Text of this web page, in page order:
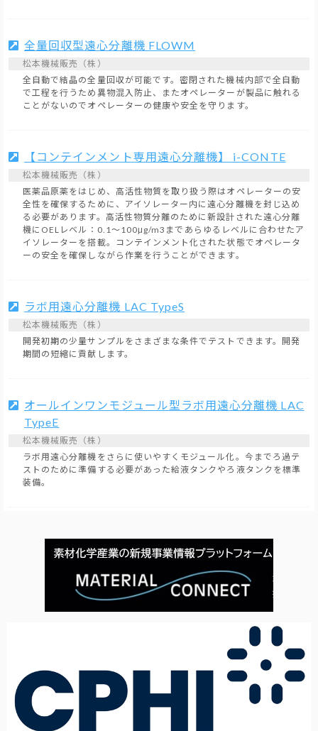
全量回収型遠心分離機 FLOWM
松本機械販売（株）
全自動で結晶の全量回収が可能です。密閉された機械内部で全自動
で工程を行うため異物混入防止、またオペレーターが製品に触れる
ことがないのでオペレーターの健康や安全を守ります。
【コンテインメント専用遠心分離機】 i-CONTE
松本機械販売（株）
医薬品原薬をはじめ、高活性物質を取り扱う際はオペレーターの安
全性を確保するために、アイソレーター内に遠心分離機を封じ込め
る必要があります。高活性物質分離のために新設計された遠心分離
機にOELレベル：0.1～100μg/m3まであらゆるレベルに合わせたア
イソレーターを搭載。コンテインメント化された状態でオペレータ
ーの安全を確保しながら作業を行うことができます。
ラボ用遠心分離機 LAC TypeS
松本機械販売（株）
開発初期の少量サンプルをさまざまな条件でテストできます。開発
期間の短縮に貢献します。
オールインワンモジュール型ラボ用遠心分離機 LAC
TypeE
松本機械販売（株）
ラボ用遠心分離機をさらに使いやすくモジュール化。今までろ過テ
ストのために準備する必要があった給液タンクやろ液タンクを標準
装備。